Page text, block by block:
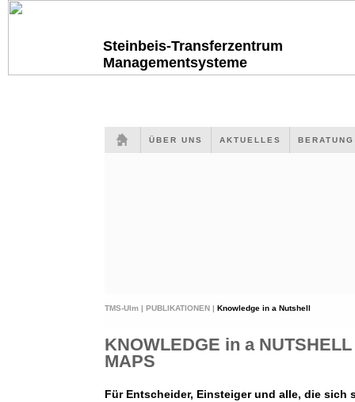
Steinbeis-Transferzentrum
Managementsysteme
ÜBER UNS AKTUELLES
TMS-Ulm | PUBLIKATIONEN | Knowledge in a Nutshell
KNOWLEDGE in a
MAPS
Für Entscheider, Einsteiger und alle, die sich